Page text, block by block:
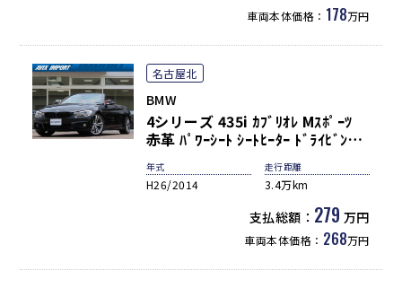
車両本体価格： 178万円
名古屋北
BMW
4シリーズ 435i ｶﾌﾞﾘｵﾚ Mｽﾎﾟｰﾂ
赤革 ﾊﾟﾜｰｼｰﾄ ｼｰﾄﾋｰﾀｰ ﾄﾞﾗｲﾋﾞﾝｸﾞ
ｱｼｽﾄ ACC ﾅﾋﾞ CD/DVD TV ﾊﾞｯｸｶ
ﾒﾗ HUD LEDﾍｯﾄﾞﾗｲﾄ 19AW
年式
H26/2014
走行距離
3.4万km
支払総額： 279 万円
車両本体価格： 268万円